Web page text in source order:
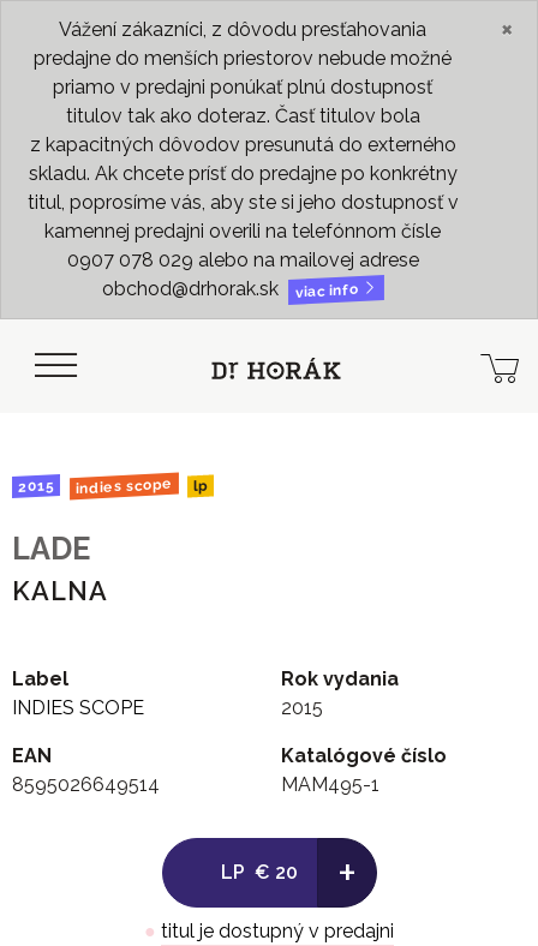
Vážení zákazníci, z dôvodu presťahovania
predajne do menších priestorov nebude možné
priamo v predajni ponúkať plnú dostupnosť
titulov tak ako doteraz. Časť titulov bola
z kapacitných dôvodov presunutá do externého
skladu. Ak chcete prísť do predajne po konkrétny
titul, poprosíme vás, aby ste si jeho dostupnosť v
kamennej predajni overili na telefónnom čísle
0907 078 029 alebo na mailovej adrese
obchod@drhorak.sk
viac info
×
2015 indies scope lp
LADE
KALNA
Label
INDIES SCOPE
Rok vydania
2015
EAN
8595026649514
Katalógové číslo
MAM495-1
LP € 20 +
● titul je dostupný v predajni